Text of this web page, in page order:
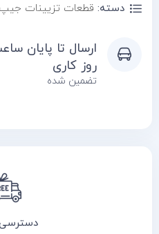
دسته: قطعات تزیینات جیپ
ارسال تا پایان
روز کاری
تضمین شده